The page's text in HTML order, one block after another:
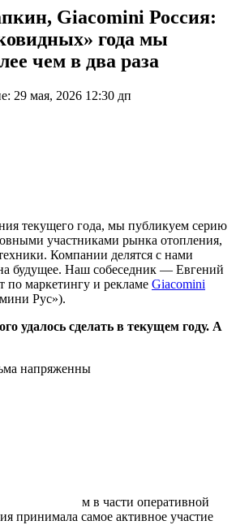
Giacomini Россия:
года мы
чем в два раза
29 мая, 2026 12:30 дп
текущего года, мы публикуем серию
участниками рынка отопления,
Компании делятся с нами
будущее. Наш собеседник — Евгений
по маркетингу и рекламе Giacomini
Рус»).
удалось сделать в текущем году. А
напряженны
м в части оперативной
принимала самое активное участие